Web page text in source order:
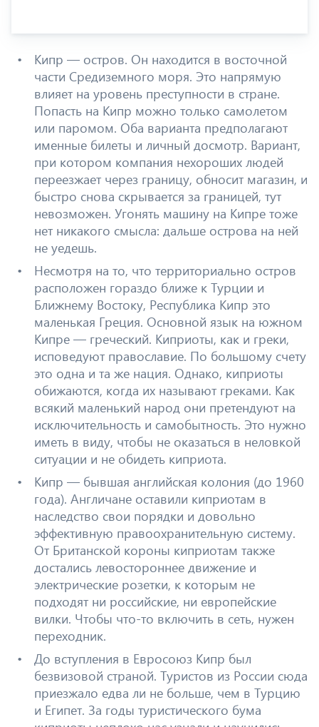
Кипр — остров. Он находится в восточной
части Средиземного моря. Это напрямую
влияет на уровень преступности в стране.
Попасть на Кипр можно только самолетом
или паромом. Оба варианта предполагают
именные билеты и личный досмотр. Вариант,
при котором компания нехороших людей
переезжает через границу, обносит магазин, и
быстро снова скрывается за границей, тут
невозможен. Угонять машину на Кипре тоже
нет никакого смысла: дальше острова на ней
не уедешь.
Несмотря на то, что территориально остров
расположен гораздо ближе к Турции и
Ближнему Востоку, Республика Кипр это
маленькая Греция. Основной язык на южном
Кипре — греческий. Киприоты, как и греки,
исповедуют православие. По большому счету
это одна и та же нация. Однако, киприоты
обижаются, когда их называют греками. Как
всякий маленький народ они претендуют на
исключительность и самобытность. Это нужно
иметь в виду, чтобы не оказаться в неловкой
ситуации и не обидеть киприота.
Кипр — бывшая английская колония (до 1960
года). Англичане оставили киприотам в
наследство свои порядки и довольно
эффективную правоохранительную систему.
От Британской короны киприотам также
достались левостороннее движение и
электрические розетки, к которым не
подходят ни российские, ни европейские
вилки. Чтобы что-то включить в сеть, нужен
переходник.
До вступления в Евросоюз Кипр был
безвизовой страной. Туристов из России сюда
приезжало едва ли не больше, чем в Турцию
и Египет. За годы туристического бума